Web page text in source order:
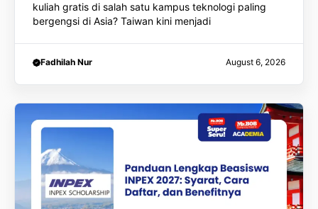
kuliah gratis di salah satu kampus teknologi paling
bergengsi di Asia? Taiwan kini menjadi
Fadhilah Nur August 6, 2026